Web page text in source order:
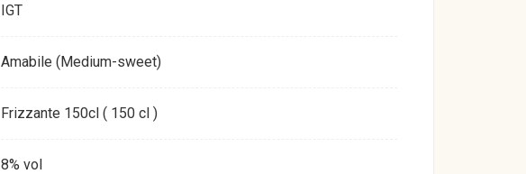
IGT
Amabile (Medium-sweet)
Frizzante 150cl ( 150 cl )
8% vol